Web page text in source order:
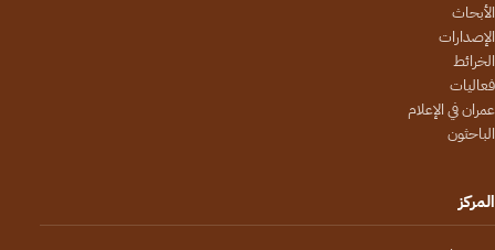
الأبحاث
الإصدارات
الخرائط
فعاليات
عمران في الإعلام
الباحثون
المركز